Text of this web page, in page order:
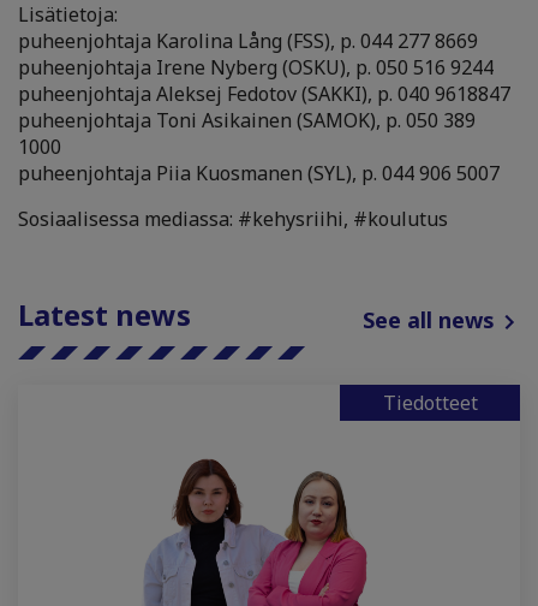
Lisätietoja:
puheenjohtaja Karolina Lång (FSS), p. 044 277 8669
puheenjohtaja Irene Nyberg (OSKU), p. 050 516 9244
puheenjohtaja Aleksej Fedotov (SAKKI), p. 040 9618847
puheenjohtaja Toni Asikainen (SAMOK), p. 050 389
1000
puheenjohtaja Piia Kuosmanen (SYL), p. 044 906 5007
Sosiaalisessa mediassa: #kehysriihi, #koulutus
Latest news See all news
Tiedotteet